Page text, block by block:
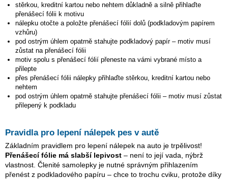
stěrkou, kreditní kartou nebo nehtem důkladně a silně přihlaďte
přenášecí fólii k motivu
nálepku otočte a položte přenášecí fólií dolů (podkladovým papírem
vzhůru)
pod ostrým úhlem opatrně stahujte podkladový papír – motiv musí
zůstat na přenášecí fólii
motiv spolu s přenášecí fólií přeneste na vámi vybrané místo a
přilepte
přes přenášecí fólii nálepky přihlaďte stěrkou, kreditní kartou nebo
nehtem
pod ostrým úhlem opatrně stahujte přenášecí fólii – motiv musí zůstat
přilepený k podkladu
Pravidla pro lepení nálepek pes v autě
Základním pravidlem pro lepení nálepek na auto je trpělivost!
Přenášecí fólie má slabší lepivost – není to její vada, nýbrž
vlastnost. Členité samolepky je nutné správným přihlazením
přenést z podkladového papíru – chce to trochu cviku, protože díky